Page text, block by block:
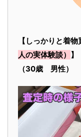
【しっかりと着
人の実体験談） 】
（30歳 男性）